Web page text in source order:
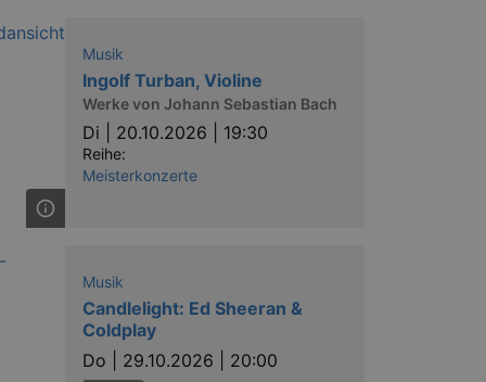
Musik
Ingolf Turban, Violine
Werke von Johann Sebastian Bach
Di | 20.10.2026 | 19:30
Reihe:
Meisterkonzerte
Musik
Candlelight: Ed Sheeran &
Coldplay
Do | 29.10.2026 | 20:00
Cross-Site Request Forgery
Analytics - which is a
used analytics service. This
a randomly
in each page request
and campaign data for the
after 2 years, although
Analytics. This
2017 no information is
update a unique value for